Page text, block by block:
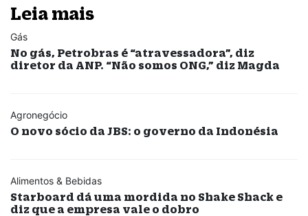
Leia mais
Gás
No gás, Petrobras é “atravessadora”, diz
diretor da ANP. “Não somos ONG,” diz Magda
Agronegócio
O novo sócio da JBS: o governo da Indonésia
Alimentos & Bebidas
Starboard dá uma mordida no Shake Shack e
diz que a empresa vale o dobro